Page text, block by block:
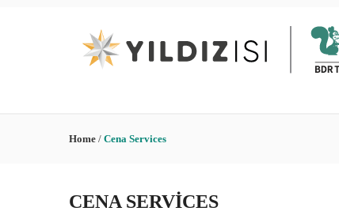
Home / Cena Services
CENA SERVICES